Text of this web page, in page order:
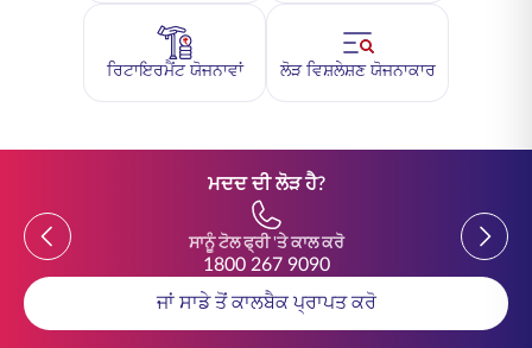
ਰਿਟਾਇਰਮੈਂਟ ਯੋਜਨਾਵਾਂ ਲੋੜ ਵਿਸ਼ਲੇਸ਼ਣ ਯੋਜਨਾਕਾਰ
ਮਦਦ ਦੀ ਲੋੜ ਹੈ?
Previous
ਸਾਨੂੰ ਟੋਲ ਫ੍ਰੀ 'ਤੇ ਕਾਲ ਕਰੋ
1800 267 9090
Previous
ਜਾਂ ਸਾਡੇ ਤੋਂ ਕਾਲਬੈਕ ਪ੍ਰਾਪਤ ਕਰੋ